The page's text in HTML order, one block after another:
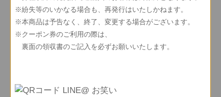
※紛失等のいかなる場合も、再発行はいたしかねます。
※本商品は予告なく、終了、変更する場合がございます。
※クーポン券のご利用の際は、
裏面の領収書のご記入を必ずお願いいたします。